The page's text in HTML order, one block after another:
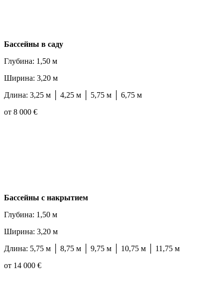
Бассейны в саду
Глубина: 1,50 м
Ширина: 3,20 м
Длина: 3,25 м │ 4,25 м │ 5,75 м │ 6,75 м
от 8 000 €
Бассейны с накрытием
Глубина: 1,50 м
Ширина: 3,20 м
Длина: 5,75 м │ 8,75 м │ 9,75 м │ 10,75 м │ 11,75 м
от 14 000 €